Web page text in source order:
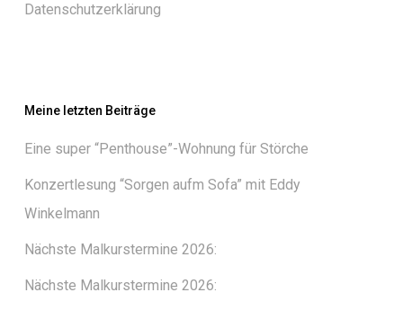
Datenschutzerklärung
Meine letzten Beiträge
Eine super “Penthouse”-Wohnung für Störche
Konzertlesung “Sorgen aufm Sofa” mit Eddy
Winkelmann
Nächste Malkurstermine 2026:
Nächste Malkurstermine 2026: